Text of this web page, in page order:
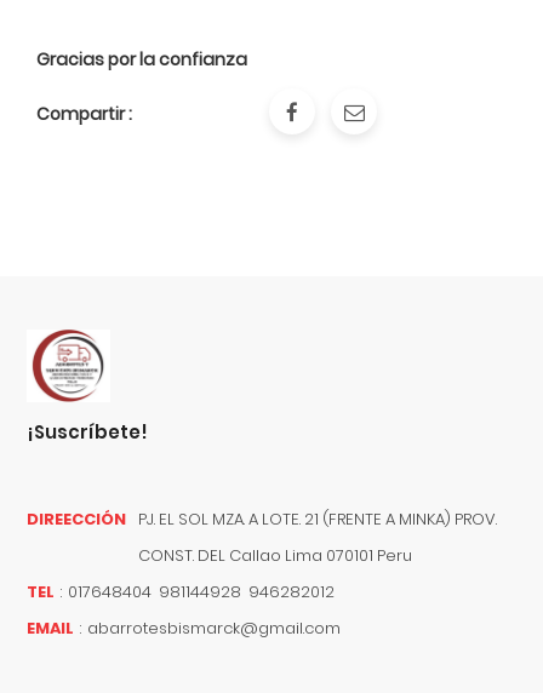
Gracias por la confianza
Compartir :
¡suscríbete!
DIREECCIÓN PJ. EL SOL MZA. A LOTE. 21 (FRENTE A MINKA) PROV.
CONST. DEL Callao Lima 070101 Peru
TEL : 017648404 981144928 946282012
EMAIL : abarrotesbismarck@gmail.com